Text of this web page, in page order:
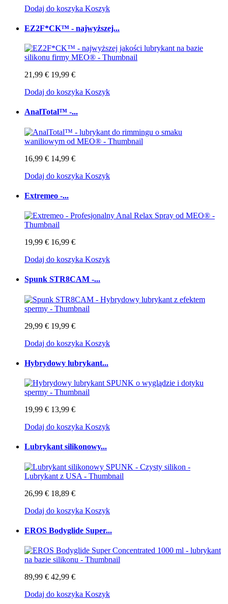
Dodaj do koszyka Koszyk
EZ2F*CK™ - najwyższej...
21,99 € 19,99 €
Dodaj do koszyka Koszyk
AnalTotal™ -...
16,99 € 14,99 €
Dodaj do koszyka Koszyk
Extremeo -...
19,99 € 16,99 €
Dodaj do koszyka Koszyk
Spunk STR8CAM -...
29,99 € 19,99 €
Dodaj do koszyka Koszyk
Hybrydowy lubrykant...
19,99 € 13,99 €
Dodaj do koszyka Koszyk
Lubrykant silikonowy...
26,99 € 18,89 €
Dodaj do koszyka Koszyk
EROS Bodyglide Super...
89,99 € 42,99 €
Dodaj do koszyka Koszyk